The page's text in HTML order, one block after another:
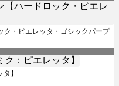
ク・ピエレッタ・ゴシックパープ
】